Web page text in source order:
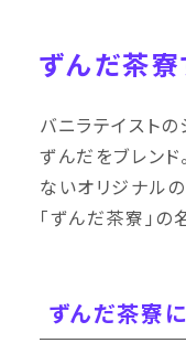
ずんだ茶寮
バニラテイスト
ずんだをブレンド
ないオリジナルの
「ずんだ茶寮」の
ずんだ茶寮